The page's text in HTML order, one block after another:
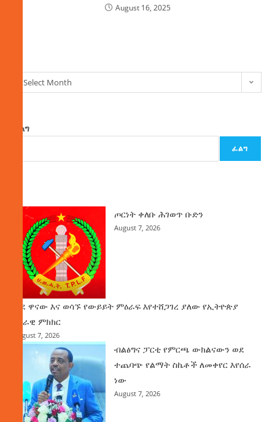
August 16, 2025
Select Month
ፈልግ
ፈልግ
ጦርነት ቀለቡ ሕገወጥ ቡድን
August 7, 2026
ወደ ዋናው እና ወሳኙ የውይይት ምዕራፍ እየተሸጋገረ ያለው የኢትዮጵያ
ሀገራዊ ምክክር
August 7, 2026
ብልፅግና ፓርቲ የምርጫ ውክልናውን ወደ
ተጨባጭ የልማት ስኬቶች ለመቀየር እየሰራ
ነው
August 7, 2026